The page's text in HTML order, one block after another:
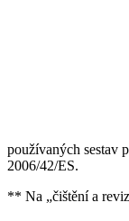
používaných sestav
2006/42/ES.
** Na „čištění a